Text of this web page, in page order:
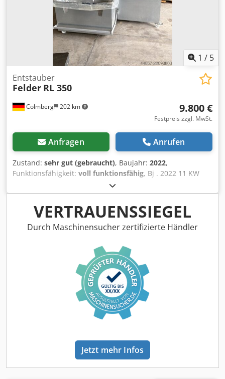
1 / 5
Colmberg 202 km
Entstauber
Felder RL 350
9.800 €
Festpreis zzgl. MwSt.
Anfragen Anrufen
Zustand: sehr gut (gebraucht), Baujahr: 2022,
Funktionsfähigkeit: voll funktionsfähig, Bj . 2022 11 KW
Motor 350 mm Rohranschluß Filterfläche 71 qm
Dcsdpfszcgbxsx Actjk Abmessungen 270 x 120 x 230 cm
Gewicht 850 kg Spänevolumen 2 x 250 Liter
Nennvolumenstrom 6920 ccm / h Fahrbar Pneumatische
Filter Abreinigung Trocken Löscheinrichtung
VERTRAUENSSIEGEL
Durch Maschinensucher zertifizierte Händler
Jetzt mehr Infos